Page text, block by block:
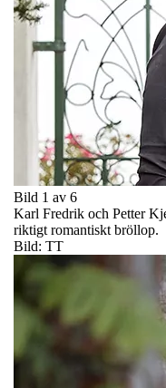
Bild 1 av 6
Karl Fredrik och Petter
riktigt romantiskt bröllop.
Bild: TT